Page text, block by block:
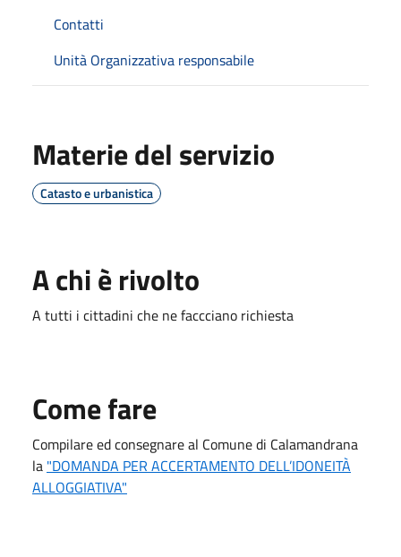
Contatti
Unità Organizzativa responsabile
Materie del servizio
Catasto e urbanistica
A chi è rivolto
A tutti i cittadini che ne faccciano richiesta
Come fare
Compilare ed consegnare al Comune di Calamandrana
la "DOMANDA PER ACCERTAMENTO DELL’IDONEITÀ
ALLOGGIATIVA"